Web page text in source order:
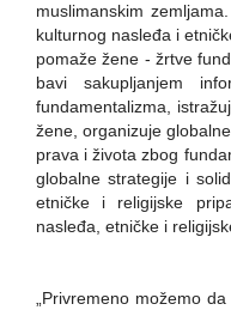
muslimanskim
kulturnog nasleđa i
pomaže žene - žrtve
bavi sakupljanjem
fundamentalizma,
žene, organizuje
prava i života zbog
globalne strategije i
etničke i religijske
nasleđa, etničke i
„Privremeno možemo da